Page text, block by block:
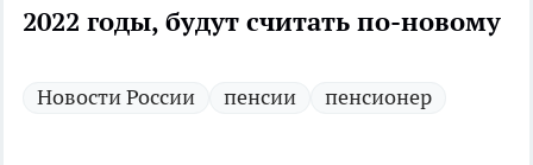
2022 годы, будут считать по-новому
Новости России пенсии пенсионер